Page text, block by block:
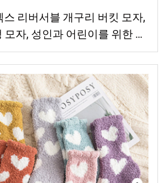
스 리버서블 개구리 버킷 모자,
자, 성인과 어린이를 위한 실
외용 모자